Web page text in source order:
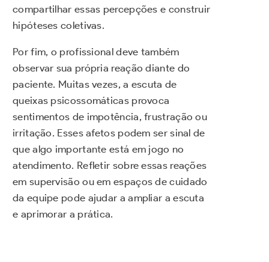
compartilhar essas percepções e construir
hipóteses coletivas.
Por fim, o profissional deve também
observar sua própria reação diante do
paciente. Muitas vezes, a escuta de
queixas psicossomáticas provoca
sentimentos de impotência, frustração ou
irritação. Esses afetos podem ser sinal de
que algo importante está em jogo no
atendimento. Refletir sobre essas reações
em supervisão ou em espaços de cuidado
da equipe pode ajudar a ampliar a escuta
e aprimorar a prática.